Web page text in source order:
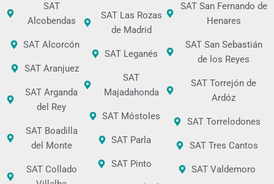
SAT
Alcobendas
SAT Alcorcón
SAT Aranjuez
SAT Arganda
del Rey
SAT Boadilla
del Monte
SAT Collado
SAT Las Rozas
de Madrid
SAT Leganés
SAT
Majadahonda
SAT Móstoles
SAT Parla
SAT Pinto
SAT San Fernando de
Henares
SAT San Sebastián
de los Reyes
SAT Torrejón de
Ardóz
SAT Torrelodones
SAT Tres Cantos
SAT Valdemoro